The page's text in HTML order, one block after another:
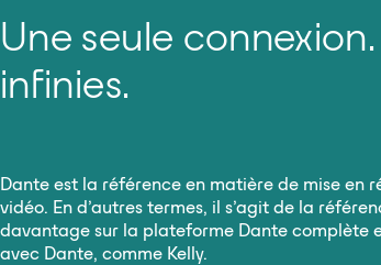
Une seule
infinies.
Dante est la référence en matière de mise en
vidéo. En d’autres termes, il s’agit de la
davantage sur la plateforme Dante complète
avec Dante, comme Kelly.